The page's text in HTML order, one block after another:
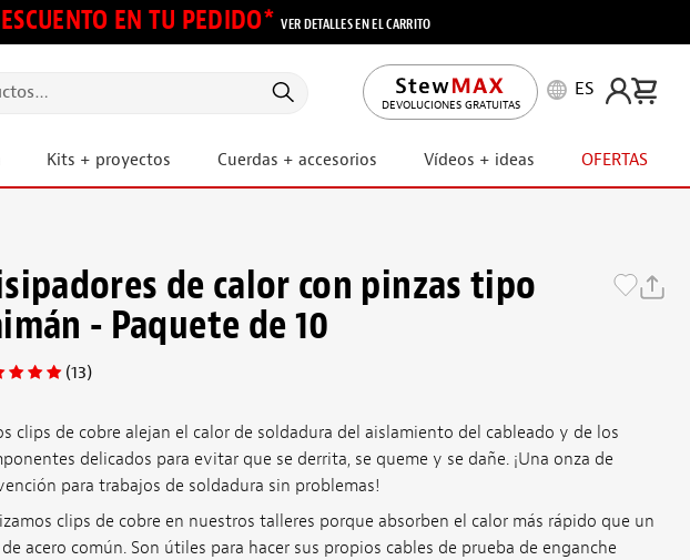
EN TU PEDIDO*VER DETALLES EN EL CARRITO
DEVOLUCIONES GRATUITAS
ES
Kits + proyectos Cuerdas + accesorios Vídeos + ideas OFERTAS
de calor con pinzas tipo
- Paquete de 10
(13)
clips de cobre alejan el calor de soldadura del aislamiento del cableado y de los
delicados para evitar que se derrita, se queme y se dañe. ¡Una onza de
para trabajos de soldadura sin problemas!
clips de cobre en nuestros talleres porque absorben el calor más rápido que un
acero común. Son útiles para hacer sus propios cables de prueba de enganche